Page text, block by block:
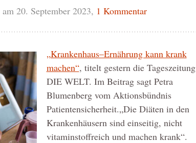
am 20. September 2023, 1 Kommentar
„Krankenhaus–Ernährung kann krank
machen“, titelt gestern die Tageszeitung
DIE WELT. Im Beitrag sagt Petra
Blumenberg vom Aktionsbündnis
Patientensicherheit.„Die Diäten in den
Krankenhäusern sind einseitig, nicht
vitaminstoffreich und machen krank“.